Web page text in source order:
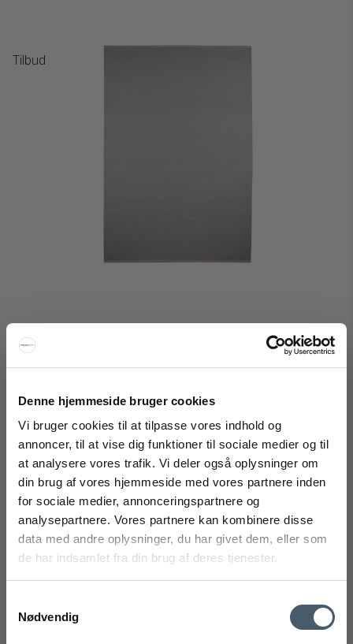
Denne hjemmeside bruger cookies
Vi bruger cookies til at tilpasse vores indhold og
annoncer, til at vise dig funktioner til sociale medier og til
at analysere vores trafik. Vi deler også oplysninger om
din brug af vores hjemmeside med vores partnere inden
for sociale medier, annonceringspartnere og
analysepartnere. Vores partnere kan kombinere disse
data med andre oplysninger, du har givet dem, eller som
de har indsamlet fra din brug af deres tjenester.
Nødvendig
Tilbud
Massimo Copenhagen Escape Kelim Gulvtæppe
Massimo Copenhagen
194-1001100M
4.295 DKK
Fra 3.222 DKK
Vis produkt
FÅ 20% RABAT
*Din rabat kan ikke bruges på i forvejen nedsatte varer eller på
produkter fra Rocket .